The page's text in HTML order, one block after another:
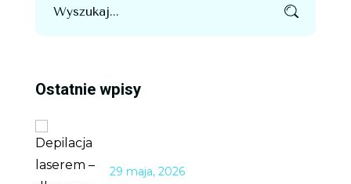
Ostatnie wpisy
29 maja, 2026